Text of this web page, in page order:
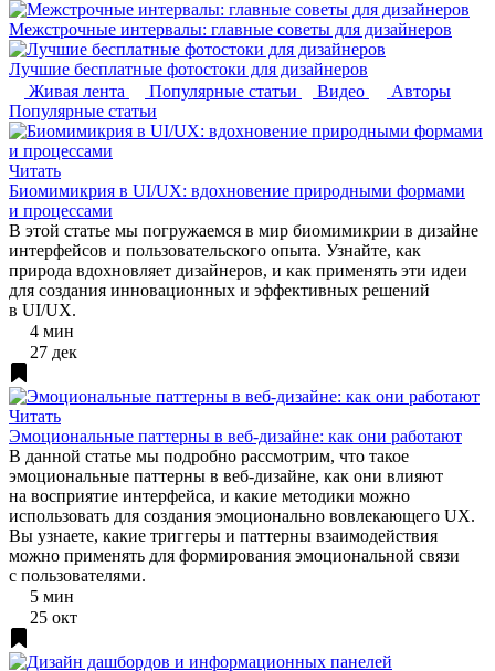
Межстрочные интервалы: главные советы для дизайнеров
Лучшие бесплатные фотостоки для дизайнеров
Живая лента
Популярные статьи Видео
Авторы
Популярные статьи
Читать
Биомимикрия в UI/UX: вдохновение природными формами
и процессами
В этой статье мы погружаемся в мир биомимикрии в дизайне
интерфейсов и пользовательского опыта. Узнайте, как
природа вдохновляет дизайнеров, и как применять эти идеи
для создания инновационных и эффективных решений
в UI/UX.
4 мин
27 дек
Читать
Эмоциональные паттерны в веб-дизайне: как они работают
В данной статье мы подробно рассмотрим, что такое
эмоциональные паттерны в веб-дизайне, как они влияют
на восприятие интерфейса, и какие методики можно
использовать для создания эмоционально вовлекающего UX.
Вы узнаете, какие триггеры и паттерны взаимодействия
можно применять для формирования эмоциональной связи
с пользователями.
5 мин
25 окт